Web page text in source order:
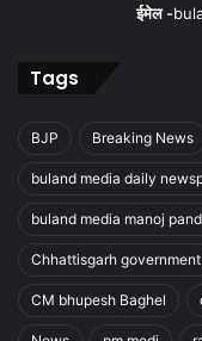
ईमेल -
Tags
BJP Breaking News
buland media daily
buland media manoj
Chhattisgarh government
CM bhupesh Baghel